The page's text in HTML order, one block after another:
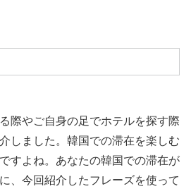
際やご自身の足でホテルを探す際
しました。韓国での滞在を楽しむ
すよね。あなたの韓国での滞在が
、今回紹介したフレーズを使って